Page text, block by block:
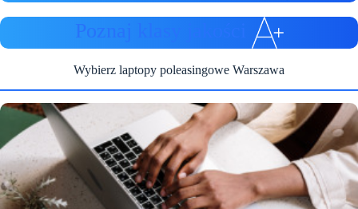
Poznaj klasy jakości
Wybierz laptopy poleasingowe Warszawa